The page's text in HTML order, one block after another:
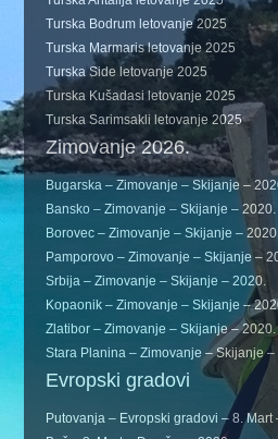
Turska Bodrum letovanje 2025
Turska Marmaris letovanje 2025
Turska Side letovanje 2025
Turska Kušadasi letovanje 2025
Turska Sarimsakli letovanje 2025
Zimovanje 2026.
Bugarska – Zimovanje – Skijanje –
Bansko – Zimovanje – Skijanje – 2020.
Borovec – Zimovanje – Skijanje –
Pamporovo – Zimovanje – Skijanje –
Srbija – Zimovanje – Skijanje – 2020.
Kopaonik – Zimovanje – Skijanje –
Zlatibor – Zimovanje – Skijanje – 2020.
Stara Planina – Zimovanje – Skijanje –
Evropski gradovi
Putovanja – Evropski gradovi – 8. Mart